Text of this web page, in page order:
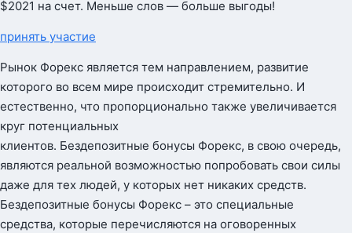
$2021 на счет. Меньше слов — больше выгоды!
принять участие
Рынок Форекс является тем направлением, развитие
которого во всем мире происходит стремительно. И
естественно, что пропорционально также увеличивается
круг потенциальных
клиентов. Бездепозитные бонусы Форекс, в свою очередь,
являются реальной возможностью попробовать свои силы
даже для тех людей, у которых нет никаких средств.
Бездепозитные бонусы Форекс – это специальные
средства, которые перечисляются на оговоренных